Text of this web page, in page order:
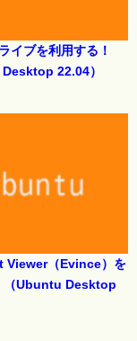
イブを利用する！
Desktop 22.04）
Viewer（Evince）を
（Ubuntu Desktop